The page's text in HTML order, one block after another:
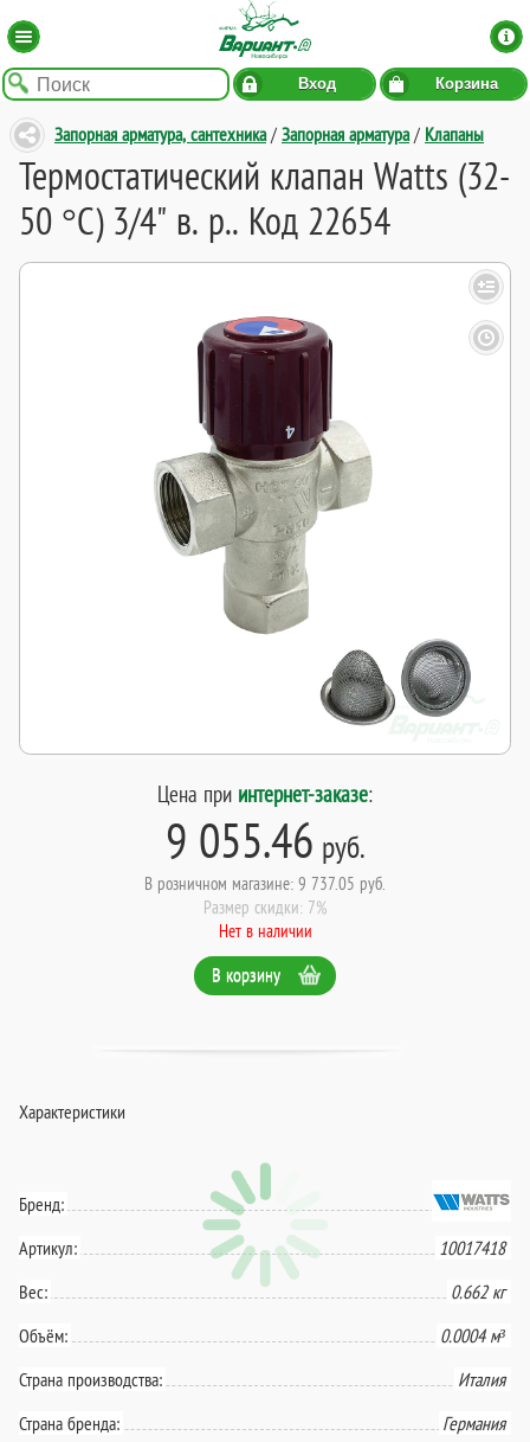
Вход Корзина
Запорная арматура, сантехника/ Запорная арматура/ Клапаны
Термостатический клапан Watts (32-
50 °C) 3/4" в. р.. Код 22654
Цена при интернет-заказе:
9 055.46 руб.
В розничном магазине: 9 737.05 руб.
Размер скидки: 7%
Нет в наличии
В корзину
Характеристики
Бренд:
Артикул:
10017418
Вес:
0.662 кг
Объём:
0.0004 м³
Страна производства:
Италия
Страна бренда:
Германия